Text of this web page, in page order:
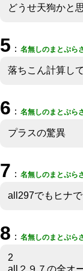
どうせ天狗かと
5 ： 名無しのまとぷら
落ちこん計算し
6 ： 名無しのまとぷら
プラスの驚異
7 ： 名無しのまとぷら
all297でもヒナ
8 ： 名無しのまとぷら
2
all２９７の全オ